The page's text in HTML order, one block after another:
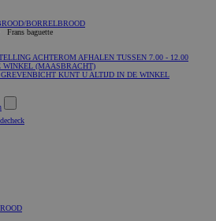
BORRELBROOD
Frans baguette
ACHTEROM AFHALEN TUSSEN 7.00 - 12.00
WINKEL (MAASBRACHT)
KUNT U ALTIJD IN DE WINKEL